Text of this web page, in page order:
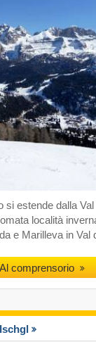
si estende dalla
località
e Marilleva in Val
Al comprensorio